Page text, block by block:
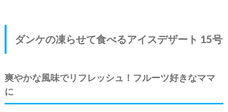
ダンケの凍らせて食べるアイスデザート 15号
爽やかな風味でリフレッシュ！フルーツ好きなママ
に